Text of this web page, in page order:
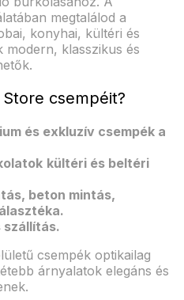
megtalálod a
konyhai, kültéri és
modern, klasszikus és
csempéit?
és exkluzív csempék a
kültéri és beltéri
beton mintás,
szállítás.
csempék optikailag
árnyalatok elegáns és